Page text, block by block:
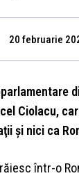
20 februarie
Ciolacu,
şi nici ca
într-o